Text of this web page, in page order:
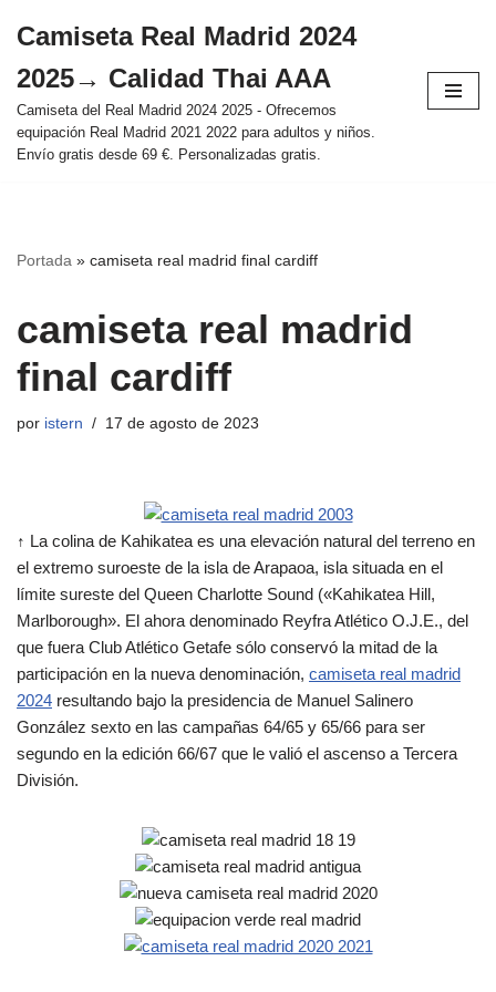
al
contenido
Camiseta Real Madrid 2024
2025→ Calidad Thai AAA
Camiseta del Real Madrid 2024 2025 - Ofrecemos
equipación Real Madrid 2021 2022 para adultos y niños.
Envío gratis desde 69 €. Personalizadas gratis.
Portada » camiseta real madrid final cardiff
camiseta real madrid
final cardiff
por istern 17 de agosto de 2023
↑ La colina de Kahikatea es una elevación natural del terreno en
el extremo suroeste de la isla de Arapaoa, isla situada en el
límite sureste del Queen Charlotte Sound («Kahikatea Hill,
Marlborough». El ahora denominado Reyfra Atlético O.J.E., del
que fuera Club Atlético Getafe sólo conservó la mitad de la
participación en la nueva denominación, camiseta real madrid
2024 resultando bajo la presidencia de Manuel Salinero
González sexto en las campañas 64/65 y 65/66 para ser
segundo en la edición 66/67 que le valió el ascenso a Tercera
División.